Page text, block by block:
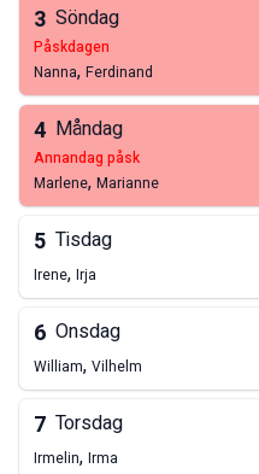
3 Söndag
påskdagen
Nanna, Ferdinand
4 Måndag
annandag påsk
Marlene, Marianne
5 Tisdag
Irene, Irja
6 Onsdag
William, Vilhelm
7 Torsdag
Irmelin, Irma